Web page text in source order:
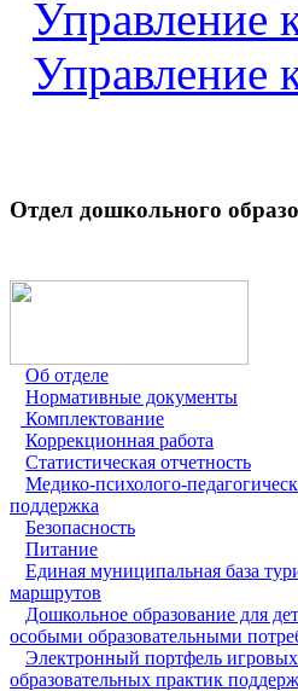
Управление
Управление
Отдел дошкольного
Об отделе
Нормативные документы
Комплектование
Коррекционная работа
Статистическая отчетность
Медико-психолого-
поддержка
Безопасность
Питание
Единая муниципальная база
маршрутов
Дошкольное образование для
особыми образовательными
Электронный портфель
образовательных практик